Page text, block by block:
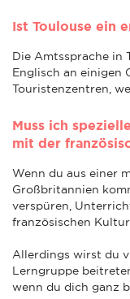
Ist Toulouse ein
Die Amtssprache in
Englisch an einigen
Touristenzentren,
Muss ich
mit der
Wenn du aus einer
Großbritannien
verspüren,
französischen
Allerdings wirst du
Lerngruppe
wenn du dich ganz